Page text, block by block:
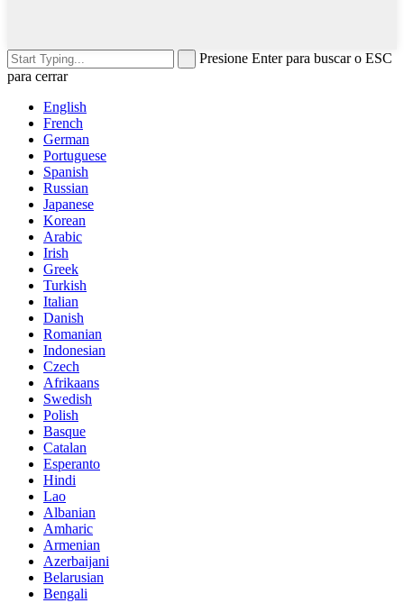
Presione Enter para buscar o ESC
para cerrar
English
French
German
Portuguese
Spanish
Russian
Japanese
Korean
Arabic
Irish
Greek
Turkish
Italian
Danish
Romanian
Indonesian
Czech
Afrikaans
Swedish
Polish
Basque
Catalan
Esperanto
Hindi
Lao
Albanian
Amharic
Armenian
Azerbaijani
Belarusian
Bengali